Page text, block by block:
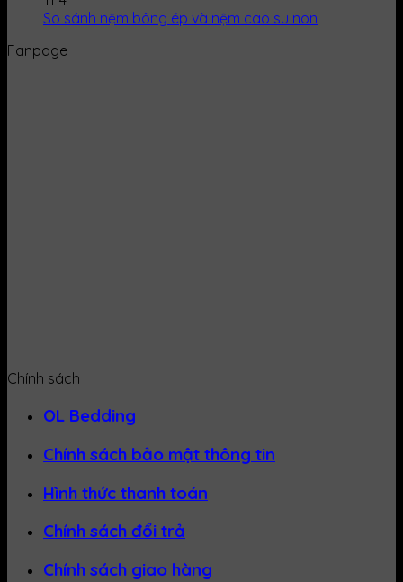
So sánh nệm bông ép và nệm cao su non
Fanpage
Chính sách
OL Bedding
Chính sách bảo mật thông tin
Hình thức thanh toán
Chính sách đổi trả
Chính sách giao hàng